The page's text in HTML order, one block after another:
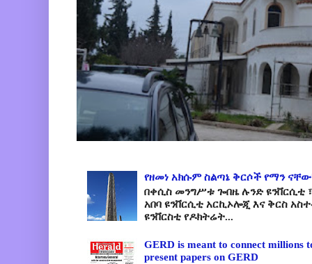
የዘመነ አክሱም ስልጣኔ ቅርሶች የማን
በቀሲስ መንግሥቱ ጐበዜ ሉንድ ዩንቨርሲቲ
አበባ ዩንቨርሲቲ አርኪኦሎጂ እና ቅርስ
ዩንቨርስቲ የዶክትሬት...
GERD is meant to connect millions
present papers on GERD